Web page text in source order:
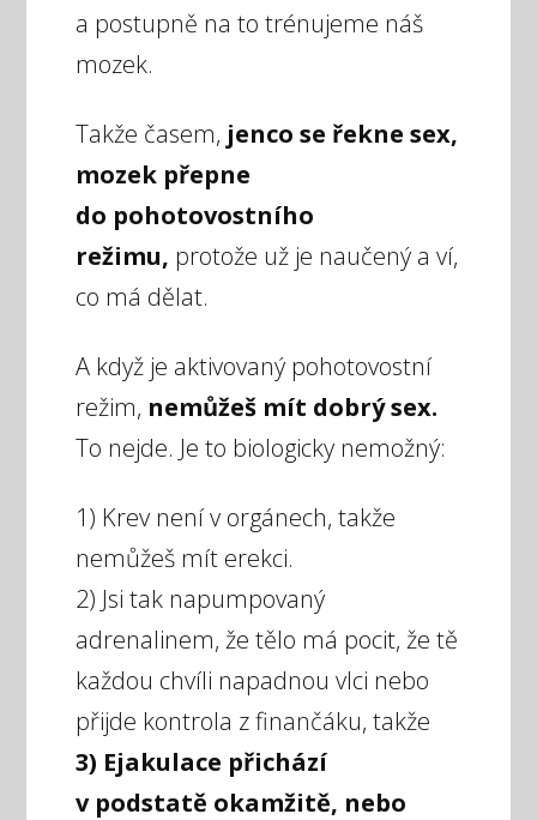
a postupně na to trénujeme náš
mozek.
Takže časem, jenco se řekne sex,
mozek přepne
do pohotovostního
režimu, protože už je naučený a ví,
co má dělat.
A když je aktivovaný pohotovostní
režim, nemůžeš mít dobrý sex.
To nejde. Je to biologicky nemožný:
1) Krev není v orgánech, takže
nemůžeš mít erekci.
2) Jsi tak napumpovaný
adrenalinem, že tělo má pocit, že tě
každou chvíli napadnou vlci nebo
přijde kontrola z finančáku, takže
3) Ejakulace přichází
v podstatě okamžitě, nebo